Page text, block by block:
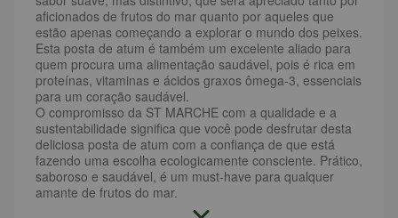
aficionados de frutos do mar quanto por aqueles que
estão apenas começando a explorar o mundo dos peixes.
Esta posta de atum é também um excelente aliado para
quem procura uma alimentação saudável, pois é rica em
proteínas, vitaminas e ácidos graxos ômega-3, essenciais
para um coração saudável.
O compromisso da ST MARCHE com a qualidade e a
sustentabilidade significa que você pode desfrutar desta
deliciosa posta de atum com a confiança de que está
fazendo uma escolha ecologicamente consciente. Prático,
saboroso e saudável, é um must-have para qualquer
amante de frutos do mar.